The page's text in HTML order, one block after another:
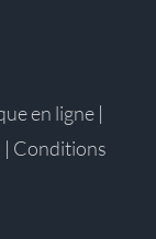
en ligne |
| Conditions